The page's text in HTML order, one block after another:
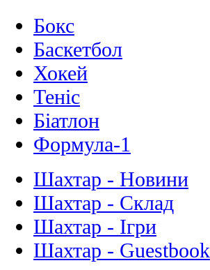
Бокс
Баскетбол
Хокей
Теніс
Біатлон
Формула-1
Шахтар - Новини
Шахтар - Склад
Шахтар - Ігри
Шахтар - Guestbook